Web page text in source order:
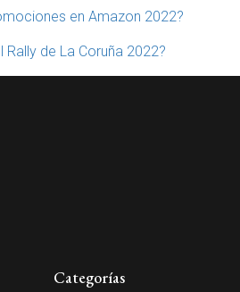
en Amazon 2022?
Rally de La Coruña 2022?
Categorías